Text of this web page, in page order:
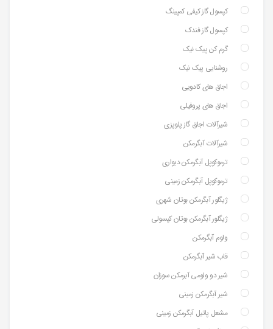
کپسول گاز کیفی کمپینگ
کپسول گاز فندک
گرم کن پیک نیک
روشنایی پیک نیک
اجاق های کادویی
اجاق های پروفیلی
شیرآلات اجاق گاز پلوپزی
شیرآلات آبگرمکن
ترموکوپل آبگرمکن دیواری
ترموکوپل آبگرمکن زمینی
ژیگلور آبگرمکن بوتان شهری
ژیگلور آبگرمکن بوتان کپسولی
ولوم آبگرمکن
قاب شیر آبگرمکن
شیر دو ولومی آبرمکن سوزان
شیر آبگرمکن زمینی
مشعل پاتیل آبگرمکن زمینی